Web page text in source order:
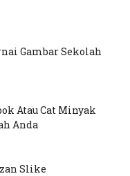
Gambar Sekolah
Atau Cat Minyak
Anda
Slike